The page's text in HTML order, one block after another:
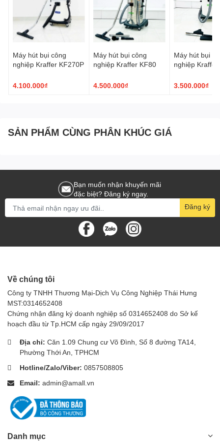
Máy hút bụi công
nghiệp Kraffer KF270P
4.100.000₫
Máy hút bụi công
nghiệp Kraffer KF80
4.500.000₫
Máy hút bụi
nghiệp Kraffer
3.500.000₫
SẢN PHẨM CÙNG PHÂN KHÚC GIÁ
Bạn muốn nhận khuyến mãi
đặc biệt? Đăng ký ngay.
Đăng ký
Về chúng tôi
Công ty TNHH Thương Mại-Dịch Vụ Công Nghiệp Thái Hưng
MST:0314652408
Chứng nhận đăng ký doanh nghiệp số 0314652408 do Sở kế
hoạch đầu từ Tp.HCM cấp ngày 29/09/2017
Địa chỉ: Căn 1.09 Chung cư Võ Đình, Số 8 đường TA14,
Phường Thới An, TPHCM
Hotline/Zalo/Viber: 0857508805
Email: admin@amall.vn
Danh mục